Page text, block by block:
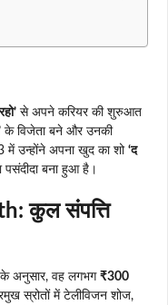
से अपने करियर की शुरुआत
के विजेता बने और उनकी
में उन्होंने अपना खुद का शो ‘द
पसंदीदा बना हुआ है।
कुल संपत्ति
के अनुसार, वह लगभग ₹300
स्रोतों में टेलीविजन शोज,